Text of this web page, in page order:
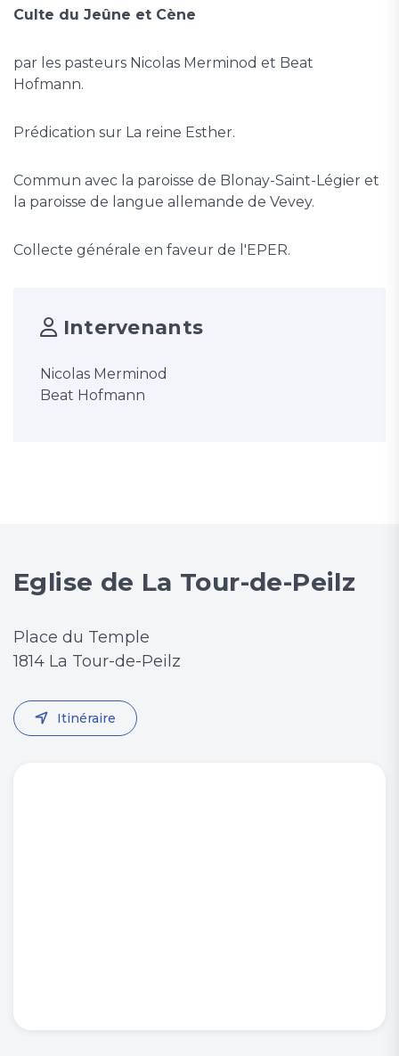
Culte du Jeûne et Cène
par les pasteurs Nicolas Merminod et Beat
Hofmann.
Prédication sur La reine Esther.
Commun avec la paroisse de Blonay-Saint-Légier et
la paroisse de langue allemande de Vevey.
Collecte générale en faveur de l'EPER.
Intervenants
Nicolas Merminod
Beat Hofmann
Eglise de La Tour-de-Peilz
Place du Temple
1814 La Tour-de-Peilz
Itinéraire